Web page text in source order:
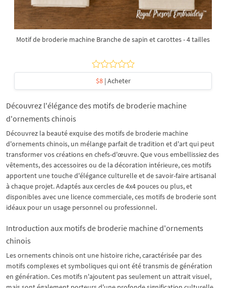
Motif de broderie machine Branche de sapin et carottes - 4 tailles
$8| Acheter
Découvrez l'élégance des motifs de broderie machine
d'ornements chinois
Découvrez la beauté exquise des motifs de broderie machine
d'ornements chinois, un mélange parfait de tradition et d'art qui peut
transformer vos créations en chefs-d'œuvre. Que vous embellissiez des
vêtements, des accessoires ou de la décoration intérieure, ces motifs
apportent une touche d'élégance culturelle et de savoir-faire artisanal
à chaque projet. Adaptés aux cercles de 4x4 pouces ou plus, et
disponibles avec une licence commerciale, ces motifs de broderie sont
idéaux pour un usage personnel ou professionnel.
Introduction aux motifs de broderie machine d'ornements
chinois
Les ornements chinois ont une histoire riche, caractérisée par des
motifs complexes et symboliques qui ont été transmis de génération
en génération. Ces motifs n'ajoutent pas seulement un attrait visuel,